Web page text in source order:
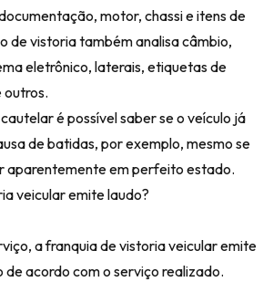
motor, chassi e itens de
de vistoria também analisa câmbio,
eletrônico, laterais, etiquetas de
é possível saber se o veículo já
de batidas, por exemplo, mesmo se
aparentemente em perfeito estado.
veicular emite laudo?
a franquia de vistoria veicular emite
de acordo com o serviço realizado.